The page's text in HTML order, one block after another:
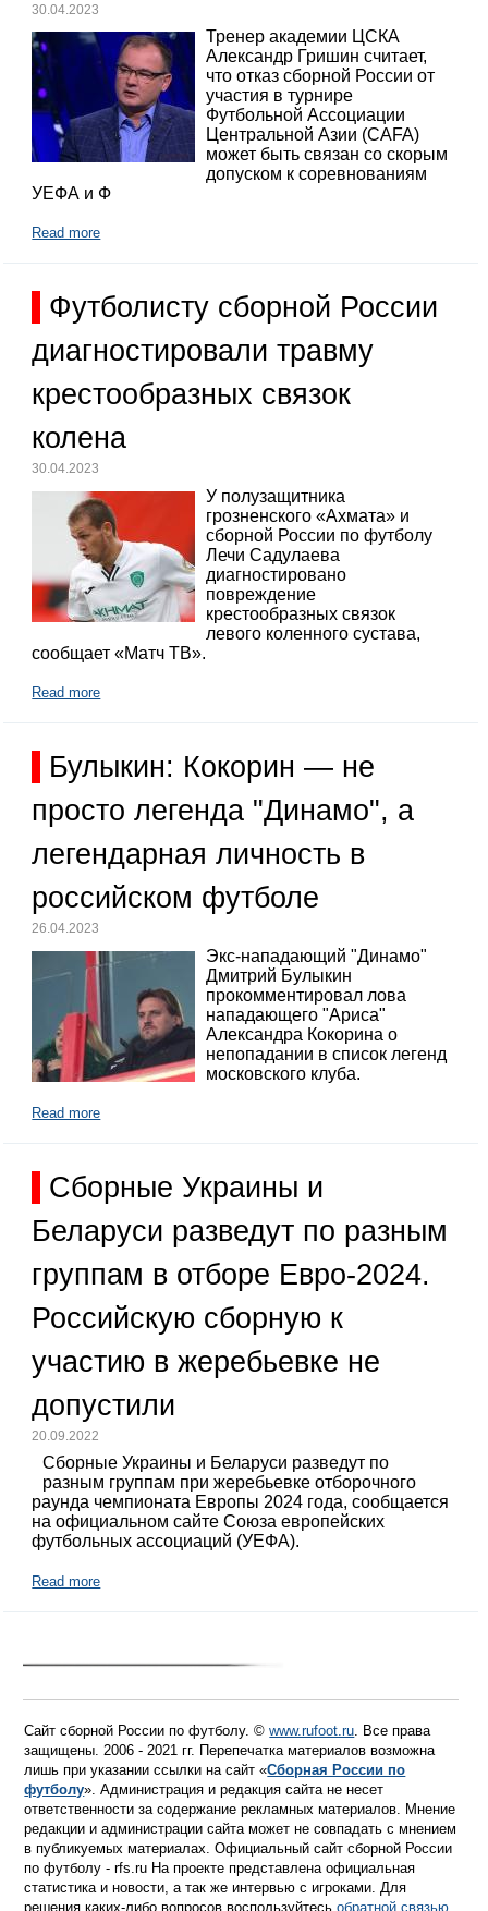
30.04.2023
Тренер академии ЦСКА
Александр Гришин считает,
что отказ сборной России от
участия в турнире
Футбольной Ассоциации
Центральной Азии (CAFA)
может быть связан со скорым
допуском к соревнованиям
УЕФА и Ф
Read more
Футболисту сборной России
диагностировали травму
крестообразных связок
колена
30.04.2023
У полузащитника
грозненского «Ахмата» и
сборной России по футболу
Лечи Садулаева
диагностировано
повреждение
крестообразных связок
левого коленного сустава,
сообщает «Матч ТВ».
Read more
Булыкин: Кокорин — не
просто легенда "Динамо", а
легендарная личность в
российском футболе
26.04.2023
Экс-нападающий "Динамо"
Дмитрий Булыкин
прокомментировал лова
нападающего "Ариса"
Александра Кокорина о
непопадании в список легенд
московского клуба.
Read more
Сборные Украины и
Беларуси разведут по разным
группам в отборе Евро-2024.
Российскую сборную к
участию в жеребьевке не
допустили
20.09.2022
Сборные Украины и Беларуси разведут по
разным группам при жеребьевке отборочного
раунда чемпионата Европы 2024 года, сообщается
на официальном сайте Союза европейских
футбольных ассоциаций (УЕФА).
Read more
Сайт сборной России по футболу. ©www.rufoot.ru. Все права
защищены. 2006 - 2021 гг. Перепечатка материалов возможна
лишь при указании ссылки на сайт «Сборная России по
футболу». Администрация и редакция сайта не несет
ответственности за содержание рекламных материалов. Мнение
редакции и администрации сайта может не совпадать с мнением
в публикуемых материалах. Официальный сайт сборной России
по футболу - rfs.ru На проекте представлена официальная
статистика и новости, а так же интервью с игроками. Для
решения каких-либо вопросов воспользуйтесьобратной связью